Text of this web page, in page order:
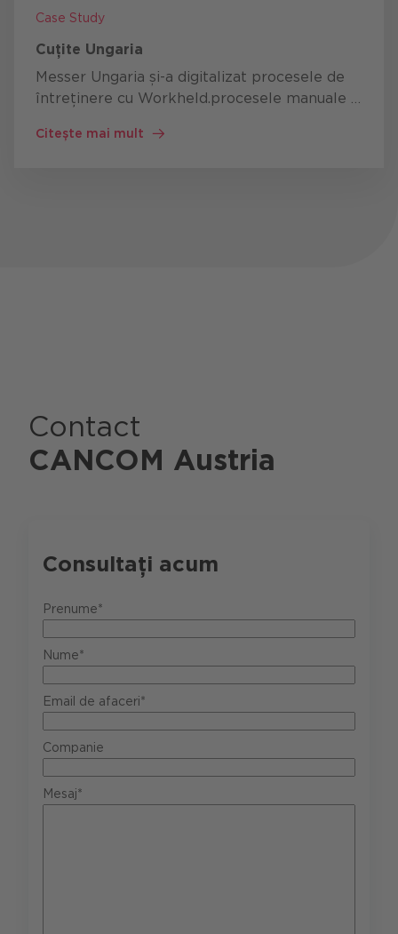
Case Study
Cuțite Ungaria
Messer Ungaria și-a digitalizat procesele de
întreținere cu Workheld.procesele manuale și
digitală intuitivă. Acest lucru a …
Citește mai mult
Contact
CANCOM Austria
Consultați acum
Prenume*
Nume*
Email de afaceri*
Companie
Mesaj*